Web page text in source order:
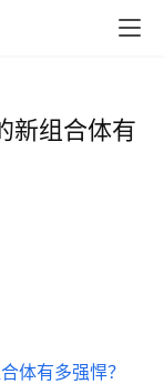
新组合体有